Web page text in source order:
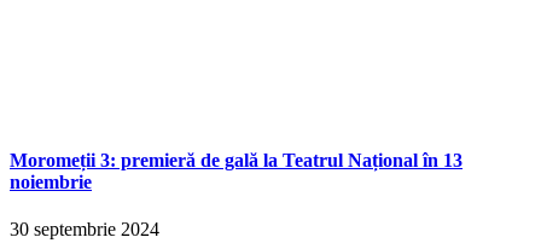
Moromeții 3: premieră de gală la Teatrul Național în 13
noiembrie
30 septembrie 2024